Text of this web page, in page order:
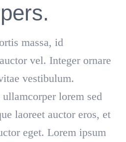
massa, id
vel. Integer ornare
vestibulum.
lorem sed
laoreet auctor eros, et
eget. Lorem ipsum